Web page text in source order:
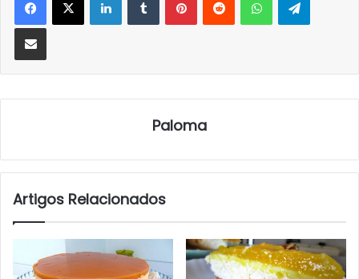
Partilhar Via Email
Paloma
Artigos Relacionados